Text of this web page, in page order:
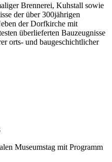
Brennerei, Kuhstall sowie
der über 300jährigen
der Dorfkirche mit
überlieferten Bauzeugnisse
orts- und baugeschichtlicher
Museumstag mit Programm